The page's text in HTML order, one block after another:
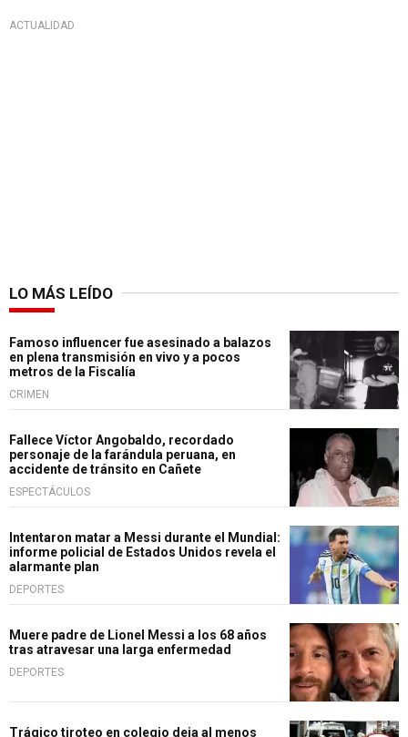
ACTUALIDAD
LO MÁS LEÍDO
Famoso influencer fue asesinado a balazos
en plena transmisión en vivo y a pocos
metros de la Fiscalía
CRIMEN
Fallece Víctor Angobaldo, recordado
personaje de la farándula peruana, en
accidente de tránsito en Cañete
ESPECTÁCULOS
Intentaron matar a Messi durante el Mundial:
informe policial de Estados Unidos revela el
alarmante plan
DEPORTES
Muere padre de Lionel Messi a los 68 años
tras atravesar una larga enfermedad
DEPORTES
Trágico tiroteo en colegio deja al menos